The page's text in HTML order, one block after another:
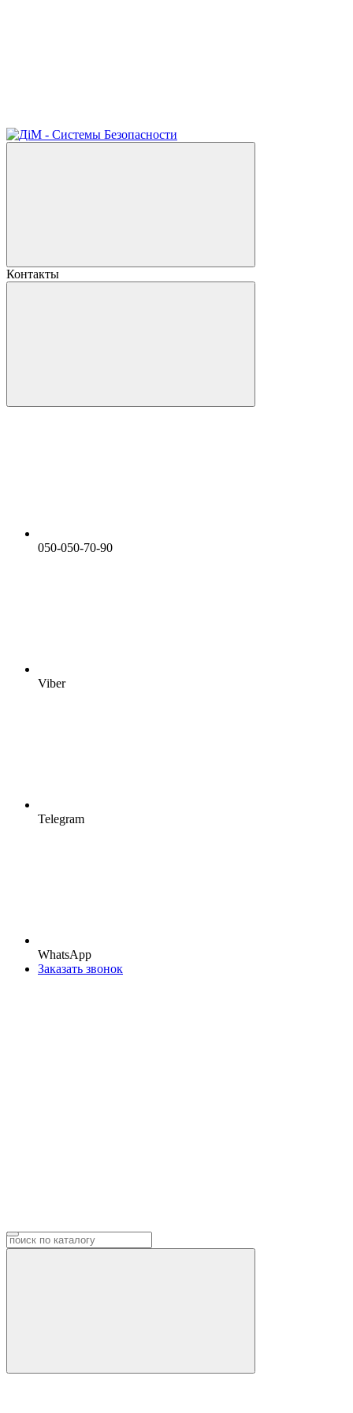
Контакты
050-050-70-90
Viber
Telegram
WhatsApp
Заказать звонок